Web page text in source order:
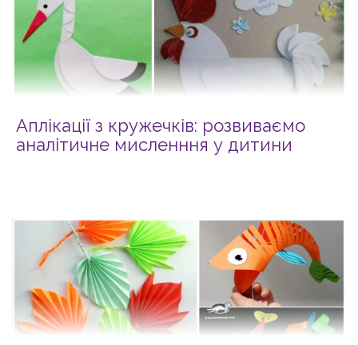
Аплікації з кружечків: розвиваємо
аналітичне мисленння у дитини